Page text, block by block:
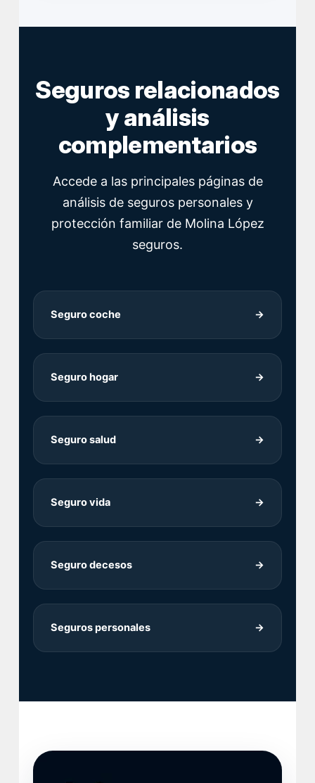
Seguros relacionados
y análisis
complementarios
Accede a las principales páginas de
análisis de seguros personales y
protección familiar de Molina López
seguros.
Seguro coche →
Seguro hogar →
Seguro salud →
Seguro vida →
Seguro decesos →
Seguros personales →